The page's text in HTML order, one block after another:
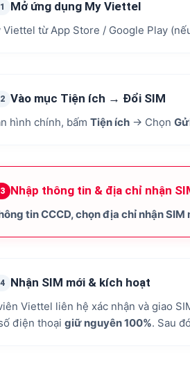
Mở ứng dụng My Viettel
Viettel từ App Store / Google Play
Vào mục Tiện ích → Đổi SIM
hình chính, bấm Tiện ích → Chọn
Nhập thông tin & địa chỉ nhận
tin CCCD, chọn địa chỉ nhận
Nhận SIM mới & kích hoạt
Viettel liên hệ xác nhận và giao
điện thoại giữ nguyên 100%. Sau đó